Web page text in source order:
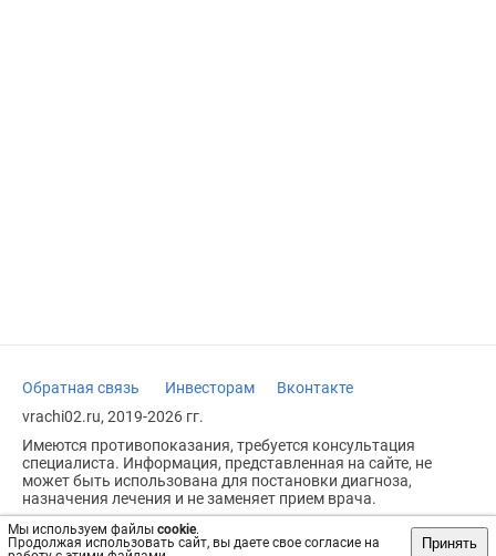
Мы используем файлы cookie.
Продолжая использовать сайт, вы даете свое согласие на
Принять
Обратная связь Инвесторам
Вконтакте
vrachi02.ru, 2019-2026 гг.
Имеются противопоказания, требуется консультация
специалиста. Информация, представленная на сайте, не
может быть использована для постановки диагноза,
назначения лечения и не заменяет прием врача.
Возрастное ограничение: 18+